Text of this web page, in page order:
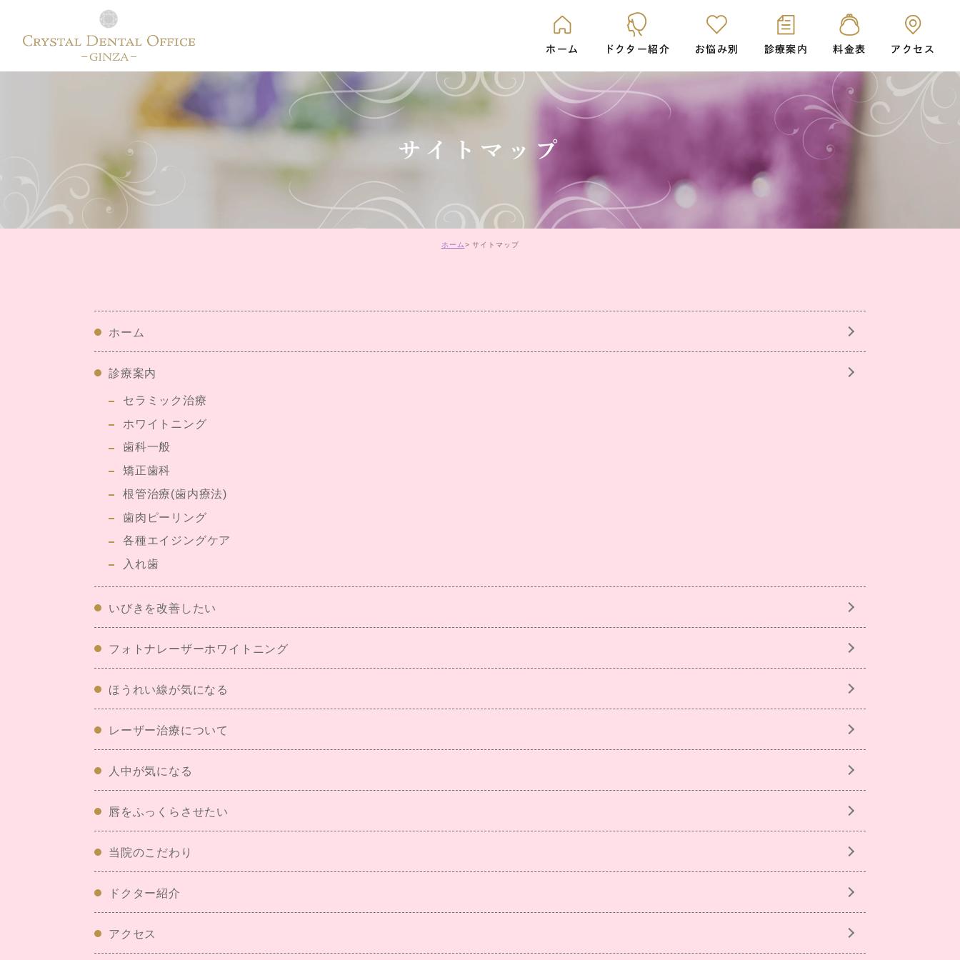
ホーム ドクター紹介 お悩み別 診療案内
ホワイトニング レーザーホワイトニング
歯肉ピーリング
料金表 アクセス
サイトマップ
ホーム サイトマップ
ホーム
診療案内
セラミック治療
ホワイトニング
歯科一般
矯正歯科
根管治療(歯内療法)
歯肉ピーリング
各種エイジングケア
入れ歯
いびきを改善したい
フォトナレーザーホワイトニング
ほうれい線が気になる
レーザー治療について
人中が気になる
唇をふっくらさせたい
当院のこだわり
ドクター紹介
アクセス